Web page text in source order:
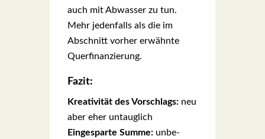
auch mit Abwas­ser zu tun.
Mehr jeden­falls als die im
Abschnitt vor­her erwähn­te
Quer­fi­nan­zie­rung.
Fazit:
Krea­ti­vi­tät des Vor­schlags: neu
aber eher untaug­lich
Ein­ge­spar­te Sum­me: unbe­